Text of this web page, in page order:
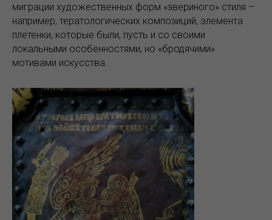
миграции художественных форм «звериного» стиля –
например, тератологических композиций, элемента
плетенки, которые были, пусть и со своими
локальными особенностями, но «бродячими»
мотивами искусства.